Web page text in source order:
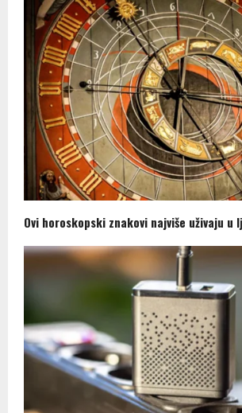
Ovi horoskopski znakovi najviše uživaju u